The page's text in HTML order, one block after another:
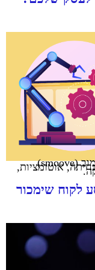
כל הסיבות בגללן כדאי לבחור במערכת סמוב (smoove)
אוטומציות,
לקוח שימכור